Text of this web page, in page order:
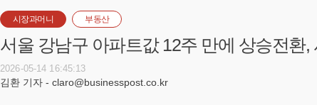
시장과머니 부동산
서울 강남구 아파트값 12주 만에 상승전환,
2026-05-14 16:45:13
김환 기자 - claro@businesspost.co.kr